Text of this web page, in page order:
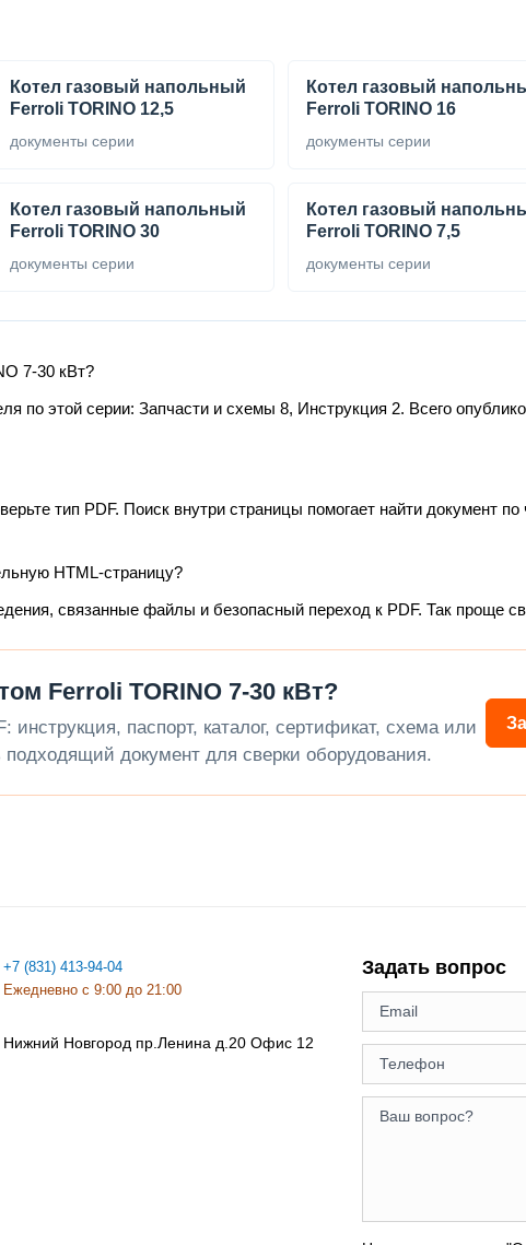
Котел газовый напольный
Ferroli TORINO 12,5
документы серии
Котел газовый
Ferroli TORINO 16
документы серии
Котел газовый напольный
Ferroli TORINO 30
документы серии
Котел газовый
Ferroli TORINO 7,5
документы серии
7-30 кВт?
по этой серии: Запчасти и схемы 8, Инструкция 2. Всего
тип PDF. Поиск внутри страницы помогает найти документ
HTML-страницу?
связанные файлы и безопасный переход к PDF. Так проще
Ferroli TORINO 7-30 кВт?
паспорт, каталог, сертификат, схема или
документ для сверки оборудования.
+7 (831) 413-94-04
Ежедневно с 9:00 до 21:00
Нижний Новгород пр.Ленина д.20 Офис 12
Задать вопрос